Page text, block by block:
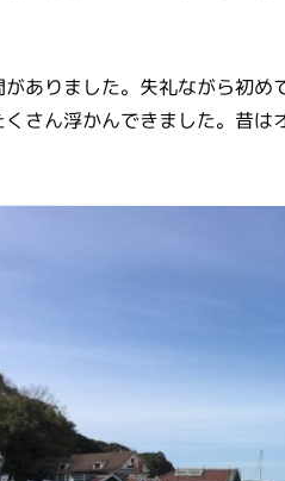
ありました。失礼ながら初
さん浮かんできました。昔